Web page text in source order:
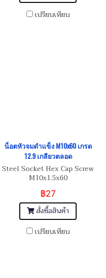
เปรียบเทียบ
น็อตหัวจมดำแข็ง M10x60 เกรด
12.9 เกลียวตลอด
Steel Socket Hex Cap Screw
M10x1.5x60
฿27
สั่งซื้อสินค้า
เปรียบเทียบ